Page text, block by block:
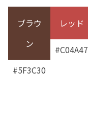
ブラウ
ン
#5F3C30
レッド
#C04A47